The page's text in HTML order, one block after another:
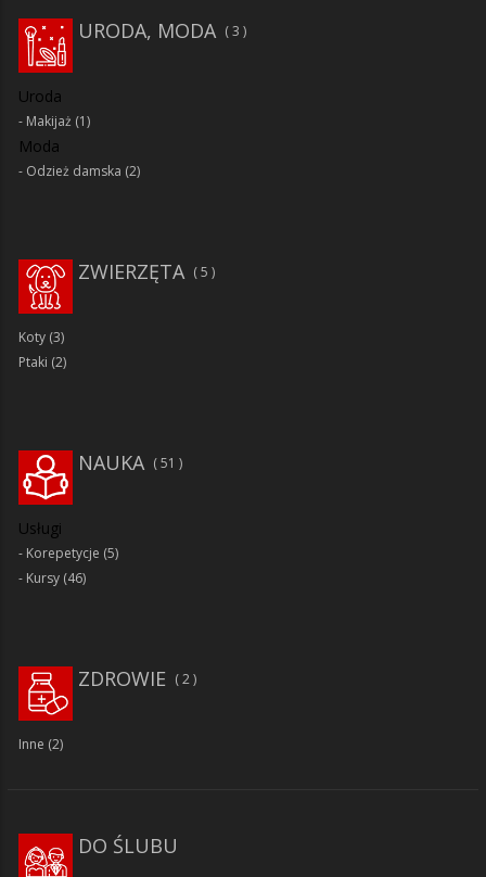
URODA, MODA 3
Uroda
Makijaż (1)
Moda
Odzież damska (2)
ZWIERZĘTA 5
Koty (3)
Ptaki (2)
51
NAUKA
Usługi
Korepetycje (5)
Kursy (46)
ZDROWIE 2
Inne (2)
DO ŚLUBU